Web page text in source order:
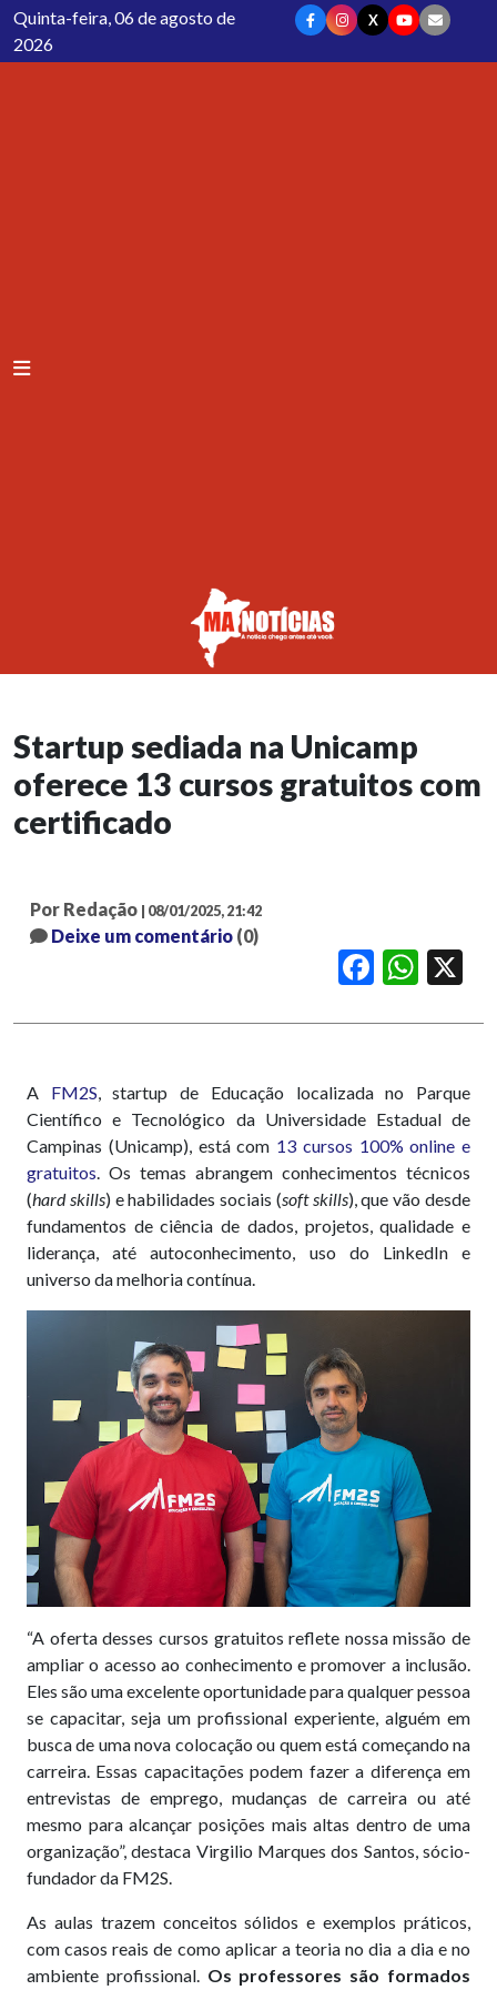
Quinta-feira, 06 de agosto de
2026
X
Startup sediada na Unicamp
oferece 13 cursos gratuitos com
certificado
Por Redação | 08/01/2025, 21:42
Deixe um comentário (0)
FacebookWhatsApp
A FM2S, startup de Educação localizada no Parque
Científico e Tecnológico da Universidade Estadual de
Campinas (Unicamp), está com 13 cursos 100% online e
gratuitos. Os temas abrangem conhecimentos técnicos
(hard skills) e habilidades sociais (soft skills), que vão desde
fundamentos de ciência de dados, projetos, qualidade e
liderança, até autoconhecimento, uso do LinkedIn e
universo da melhoria contínua.
“A oferta desses cursos gratuitos reflete nossa missão de
ampliar o acesso ao conhecimento e promover a inclusão.
Eles são uma excelente oportunidade para qualquer pessoa
se capacitar, seja um profissional experiente, alguém em
busca de uma nova colocação ou quem está começando na
carreira. Essas capacitações podem fazer a diferença em
entrevistas de emprego, mudanças de carreira ou até
mesmo para alcançar posições mais altas dentro de uma
organização”, destaca Virgilio Marques dos Santos, sócio-
fundador da FM2S.
As aulas trazem conceitos sólidos e exemplos práticos,
com casos reais de como aplicar a teoria no dia a dia e no
ambiente profissional. Os professores são formados